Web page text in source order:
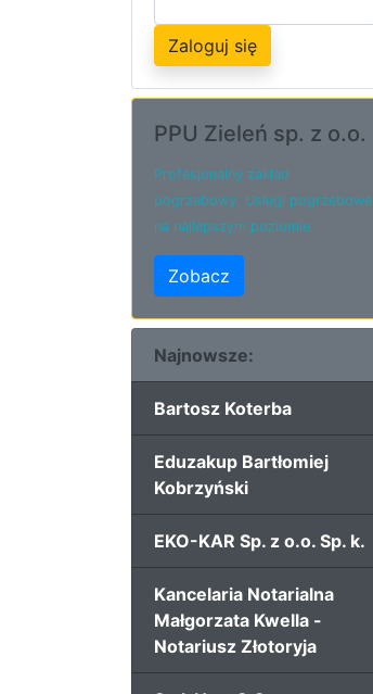
Zaloguj się
PPU Zieleń sp. z o.o.
Profesjonalny zakład
pogrzebowy. Usługi pogrzebowe
na najlepszym poziomie.
Zobacz
Najnowsze:
Bartosz Koterba
Eduzakup Bartłomiej
Kobrzyński
EKO-KAR Sp. z o.o. Sp. k.
Kancelaria Notarialna
Małgorzata Kwella -
Notariusz Złotoryja